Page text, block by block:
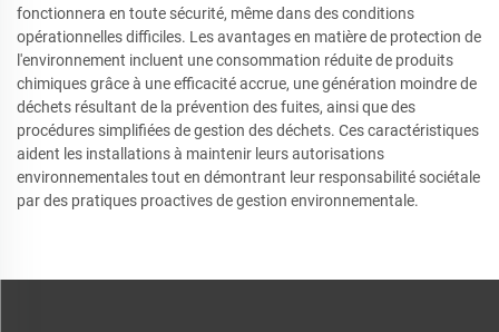
fonctionnera en toute sécurité, même dans des conditions
opérationnelles difficiles. Les avantages en matière de protection de
l'environnement incluent une consommation réduite de produits
chimiques grâce à une efficacité accrue, une génération moindre de
déchets résultant de la prévention des fuites, ainsi que des
procédures simplifiées de gestion des déchets. Ces caractéristiques
aident les installations à maintenir leurs autorisations
environnementales tout en démontrant leur responsabilité sociétale
par des pratiques proactives de gestion environnementale.